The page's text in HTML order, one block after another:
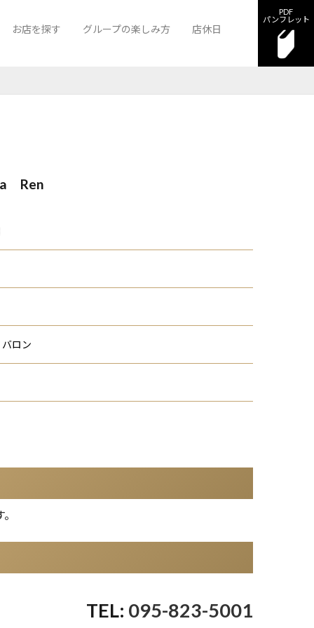
お店を探す グループの楽しみ方 店休日
PDF
パンフレット
Ren
ロン
095-823-5001